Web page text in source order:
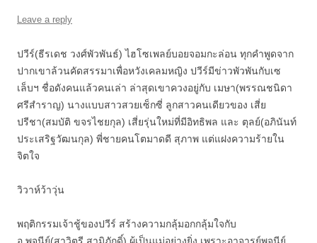
Leave a reply
ปวีร์(ธีรเดช วงศ์พัวพันธ์) ไฮโซเพลย์บอยจอมกะล่อน ทุกคำพูดจาก
ปากเขาล้วนคัดสรรมาเพื่อหวังเคลมหญิง ปวีร์มีข่าวพัวพันกับเซ
เล็บฯ ชื่อดังคนแล้วคนเล่า ล่าสุดเขาควงอยู่กับ เมษา(พรรณชนิดา
ศรีสำราญ) นางแบบสาวสวยเซ็กซี่ ลูกสาวคนเดียวของ เสี่ย
ปรีชา(สมบัติ ขจรไชยกุล) เสี่ยรุ่นใหม่ที่มีอิทธิพล และ ตุลย์(อภินันท์
ประเสริฐวัฒนกุล) พี่ชายคนโตมาดดี สุภาพ แต่แฝงความร้ายใน
จิตใจ
วิวาห์ว้าวุ่น
พฤติกรรมเจ้าชู้ของปวีร์ สร้างความกลุ้มอกกลุ้มใจกับ